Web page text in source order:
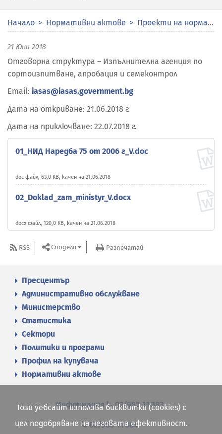
Начало Нормативни актове Проекти на нормативни актове
21 Юни 2018
Отговорна структура – Изпълнителна агенция по
сортоизпитване, апробация и семеконтрол
Email: iasas@iasas.government.bg
Дата на откриване: 21.06.2018 г.
Дата на приключване: 22.07.2018 г.
01_НИД Наредба 75 от 2006 г_V.doc
doc файл, 63,0 KB, качен на 21.06.2018
02_Doklad_zam_ministyr_V.docx
docx файл, 120,0 KB, качен на 21.06.2018
RSS Сподели Разпечатай
Пресцентър
Административно обслужване
Министерство
Статистика
Сектори
Политики и програми
Профил на купувача
Нормативни актове
Информация 02/985 11 383
02/985 11 384
Този уебсайт използва бисквитки (cookies) с
цел подобряване на неговата ефективност.